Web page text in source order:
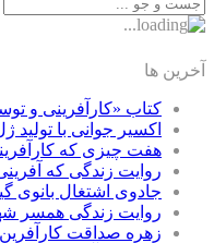
آخرین ها
کتاب «کارآفرینی و
اکسیر جوانی با
هفت چیزی که
روایت زندگی که
جادوی اشتغال بانوی
روایت زندگی همسر
زهره صداقت